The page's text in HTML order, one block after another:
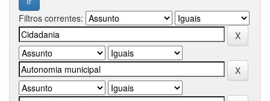
Filtros correntes: